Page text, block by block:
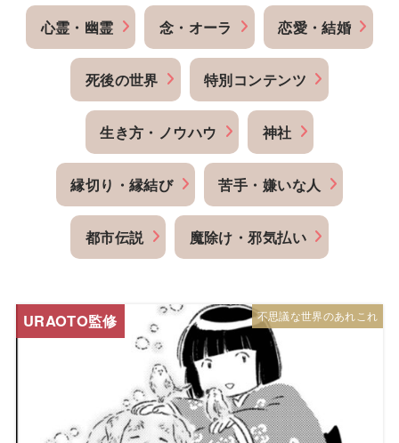
心霊・幽霊 念・オーラ 恋愛・結婚
死後の世界 特別コンテンツ
生き方・ノウハウ 神社
縁切り・縁結び 苦手・嫌いな人
都市伝説 魔除け・邪気払い
不思議な世界のあれこれ